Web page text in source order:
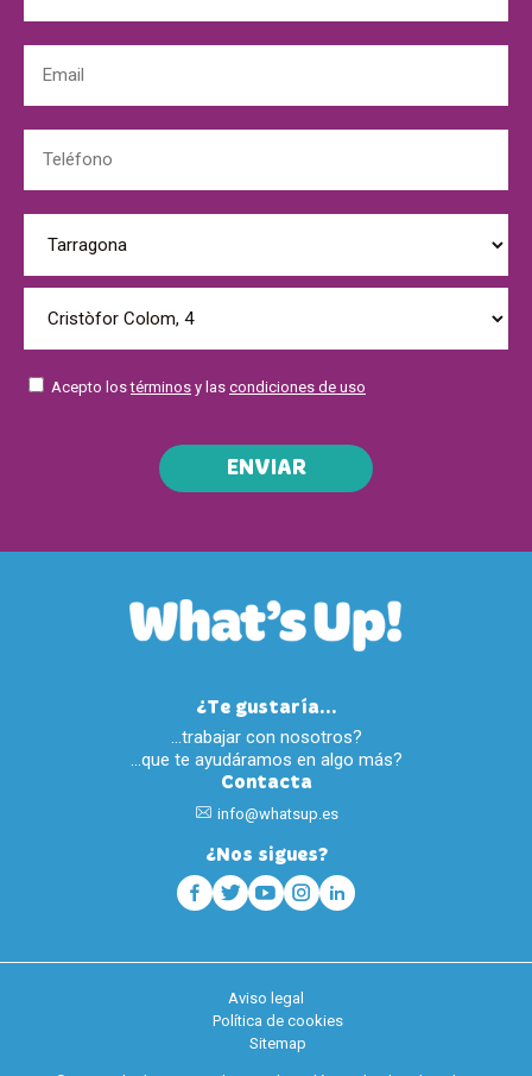
Acepto lostérminos y las condiciones de uso
ENVIAR
¿Te gustaría...
…trabajar con nosotros?
…que te ayudáramos en algo más?
Contacta
info@whatsup.es
¿Nos sigues?
Aviso legal
Política de cookies
Sitemap